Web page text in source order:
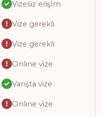
Vi̇zesi̇z eri̇şİm
Vi̇ze gerekli̇
Vi̇ze gerekli̇
Onli̇ne vi̇ze
Varişta vi̇ze
Onli̇ne vi̇ze